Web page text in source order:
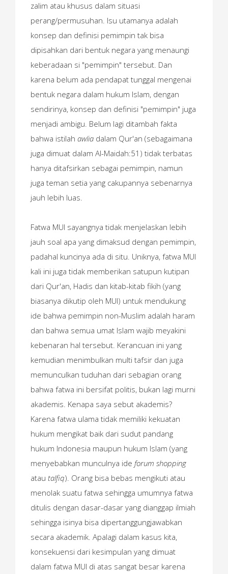
zalim atau khusus dalam situasi
perang/permusuhan. Isu utamanya adalah
konsep dan definisi pemimpin tak bisa
dipisahkan dari bentuk negara yang menaungi
keberadaan si "pemimpin" tersebut. Dan
karena belum ada pendapat tunggal mengenai
bentuk negara dalam hukum Islam, dengan
sendirinya, konsep dan definisi "pemimpin" juga
menjadi ambigu. Belum lagi ditambah fakta
bahwa istilah awlia dalam Qur'an (sebagaimana
juga dimuat dalam Al-Maidah:51) tidak terbatas
hanya ditafsirkan sebagai pemimpin, namun
juga teman setia yang cakupannya sebenarnya
jauh lebih luas.
Fatwa MUI sayangnya tidak menjelaskan lebih
jauh soal apa yang dimaksud dengan pemimpin,
padahal kuncinya ada di situ. Uniknya, fatwa MUI
kali ini juga tidak memberikan satupun kutipan
dari Qur'an, Hadis dan kitab-kitab fikih (yang
biasanya dikutip oleh MUI) untuk mendukung
ide bahwa pemimpin non-Muslim adalah haram
dan bahwa semua umat Islam wajib meyakini
kebenaran hal tersebut. Kerancuan ini yang
kemudian menimbulkan multi tafsir dan juga
memunculkan tuduhan dari sebagian orang
bahwa fatwa ini bersifat politis, bukan lagi murni
akademis. Kenapa saya sebut akademis?
Karena fatwa ulama tidak memiliki kekuatan
hukum mengikat baik dari sudut pandang
hukum Indonesia maupun hukum Islam (yang
menyebabkan munculnya ide forum shopping
atau talfiq). Orang bisa bebas mengikuti atau
menolak suatu fatwa sehingga umumnya fatwa
ditulis dengan dasar-dasar yang dianggap ilmiah
sehingga isinya bisa dipertanggungjawabkan
secara akademik. Apalagi dalam kasus kita,
konsekuensi dari kesimpulan yang dimuat
dalam fatwa MUI di atas sangat besar karena